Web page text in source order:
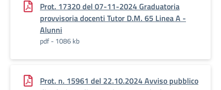
Prot. 17320 del 07-11-2024 Graduatoria
provvisoria docenti Tutor D.M. 65 Linea A -
Alunni
pdf - 1086 kb
Prot. n. 15961 del 22.10.2024 Avviso pubblico